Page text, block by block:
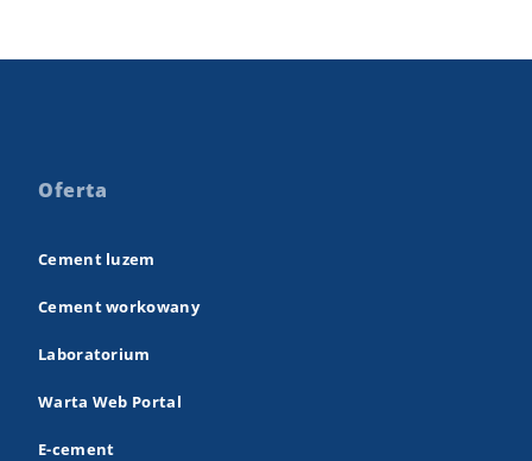
Oferta
Cement luzem
Cement workowany
Laboratorium
Warta Web Portal
E-cement